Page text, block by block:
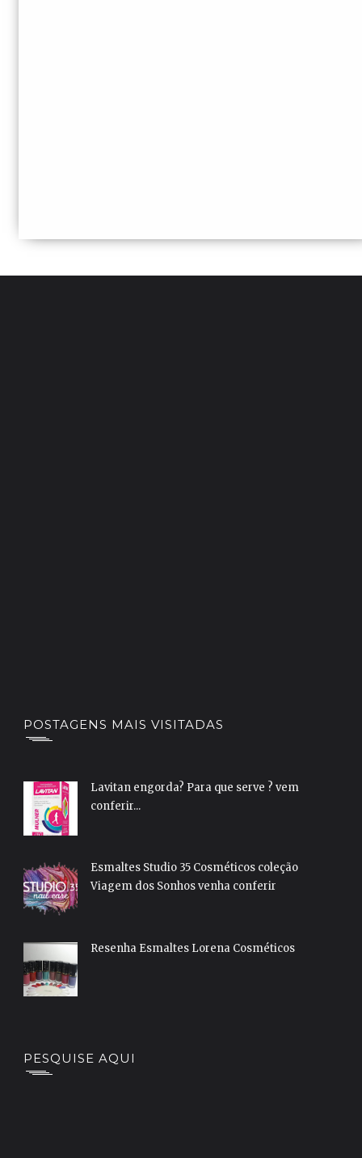
POSTAGENS MAIS VISITADAS
Lavitan engorda? Para que serve ? vem
conferir...
Esmaltes Studio 35 Cosméticos coleção
Viagem dos Sonhos venha conferir
Resenha Esmaltes Lorena Cosméticos
PESQUISE AQUI